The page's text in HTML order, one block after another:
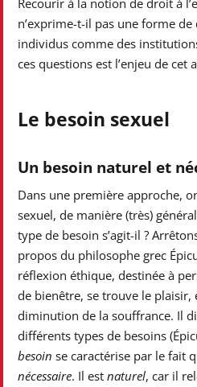
Recourir à la notion de droit à
n’exprime-t-il pas une forme
individus comme des
ces questions est l’enjeu de cet
Le besoin sexuel
Un besoin naturel et
Dans une première approche,
sexuel, de manière (très)
type de besoin s’agit-il ?
propos du philosophe grec
réflexion éthique, destinée à
de bienêtre, se trouve le plaisir,
diminution de la souffrance. Il
différents types de besoins
besoin se caractérise par le fait
nécessaire. Il est naturel, car il